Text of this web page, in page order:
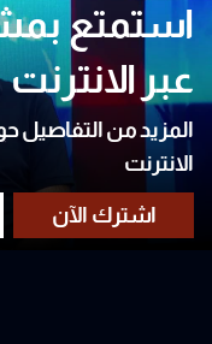
استمتع
عبر الانترنت
المزيد من التفاصيل
الانترنت